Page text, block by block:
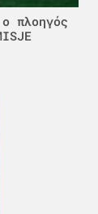
πλοηγός